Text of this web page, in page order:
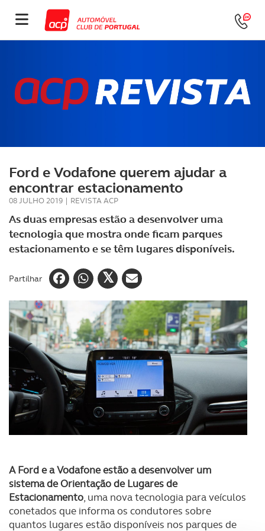
Ford e Vodafone querem ajudar a
encontrar estacionamento
08 JULHO 2019 | REVISTA ACP
As duas empresas estão a desenvolver uma
tecnologia que mostra onde ficam parques
estacionamento e se têm lugares disponíveis.
Partilhar
A Ford e a Vodafone estão a desenvolver um
sistema de Orientação de Lugares de
Estacionamento, uma nova tecnologia para veículos
conetados que informa os condutores sobre
quantos lugares estão disponíveis nos parques de